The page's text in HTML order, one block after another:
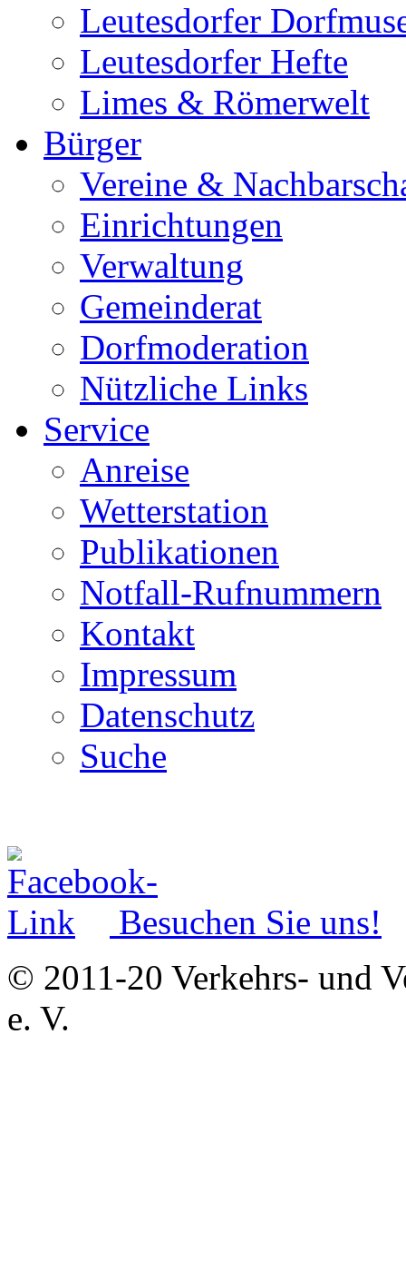
Leutesdorfer
Leutesdorfer Hefte
Limes & Römerwelt
Bürger
Vereine &
Einrichtungen
Verwaltung
Gemeinderat
Dorfmoderation
Nützliche Links
Service
Anreise
Wetterstation
Publikationen
Notfall-Rufnummern
Kontakt
Impressum
Datenschutz
Suche
Besuchen Sie uns!
© 2011-20 Verkehrs- und
e. V.